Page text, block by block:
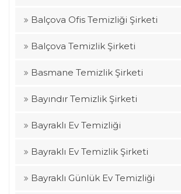
Balçova Ofis Temizliği Şirketi
Balçova Temizlik Şirketi
Basmane Temizlik Şirketi
Bayındır Temizlik Şirketi
Bayraklı Ev Temizliği
Bayraklı Ev Temizlik Şirketi
Bayraklı Günlük Ev Temizliği